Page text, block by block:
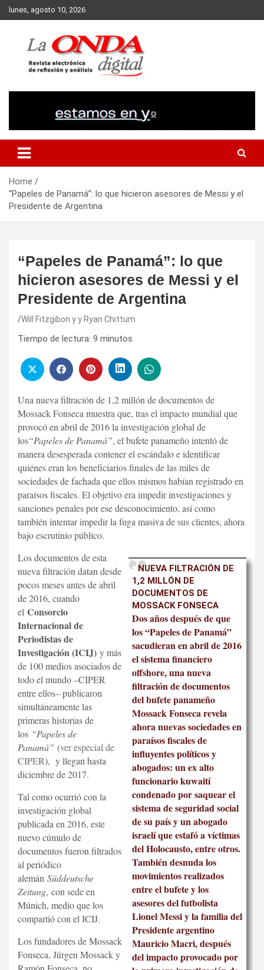
Skip
to
lunes, agosto 10, 2026
Home
“Papeles de Panamá”: lo que hicieron asesores de Messi y el
Presidente de Argentina
“Papeles de Panamá”: lo que
hicieron asesores de Messi y el
Presidente de Argentina
Will Fitzgibon y y Ryan Chittum
Tiempo de lectura: 9 minutos
Una nueva filtración de 1,2 millón de documentos de
Mossack Fonseca muestra que, tras el impacto mundial que
provocó en abril de 2016 la investigación global de
los“Papeles de Panamá”, el bufete panameño intentó de
manera desesperada contener el escándalo e identificar
quiénes eran los beneficiarios finales de las miles de
sociedades de fachada que ellos mismos habían registrado en
paraísos fiscales. El objetivo era impedir investigaciones y
sanciones penales por ese desconocimiento, así como
también intentar impedir la fuga masiva de sus clientes, ahora
bajo escrutinio público.
NUEVA FILTRACIÓN DE
1,2 MILLÓN DE
DOCUMENTOS DE
MOSSACK FONSECA
Dos años después de que
los “Papeles de Panamá”
sacudieran en abril de 2016
el sistema financiero
offshore, una nueva
filtración de documentos
del bufete panameño
Mossack Fonseca revela
ahora nuevas sociedades en
paraísos fiscales de
influyentes políticos y
abogados: un ex alto
funcionario kuwaití
condenado por saquear el
sistema de seguridad social
de su país y un abogado
israelí que estafó a víctimas
del Holocausto, entre otros.
También desnuda los
movimientos realizados
entre el bufete y los
asesores del futbolista
Lionel Messi y la familia del
Presidente argentino
Mauricio Macri, después
del impacto provocado por
Los documentos de esta
nueva filtración datan desde
pocos meses antes de abril
de 2016, cuando
el Consorcio
Internacional de
Periodistas de
Investigación (ICIJ) y más
de 100 medios asociados de
todo el mundo –CIPER
entre ellos– publicaron
simultáneamente las
primeras historias de
los “Papeles de
Panamá” (ver especial de
CIPER), y llegan hasta
diciembre de 2017.
Tal como ocurrió con la
investigación global
publicada en 2016, este
nuevo cúmulo de
documentos fueron filtrados
al periódico
alemán Süddeutsche
Zeitung, con sede en
Múnich, medio que los
compartió con el ICIJ.
Los fundadores de Mossack
Fonseca, Jürgen Mossack y